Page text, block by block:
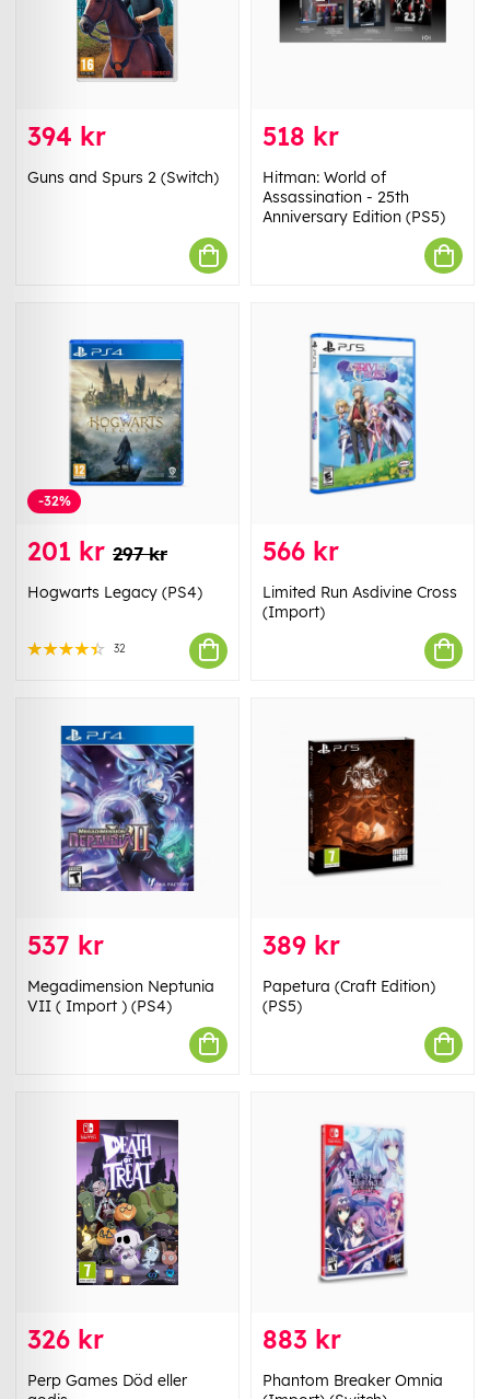
394 kr
Guns and Spurs 2 (Switch)
518 kr
Hitman: World of
Assassination - 25th
Anniversary Edition (PS5)
-32%
201 kr 297 kr
Hogwarts Legacy (PS4)
32
566 kr
Limited Run Asdivine Cross
(Import)
537 kr
Megadimension Neptunia
VII ( Import ) (PS4)
389 kr
Papetura (Craft Edition)
(PS5)
326 kr
Perp Games Död eller
883 kr
Phantom Breaker Omnia